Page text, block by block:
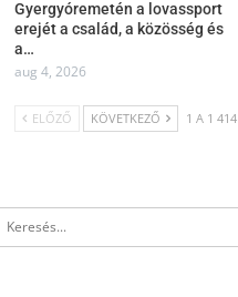
Gyergyóremetén a lovassport
erejét a család, a közösség és
a…
aug 4, 2026
ELŐZŐ KÖVETKEZŐ 1 A 1 414